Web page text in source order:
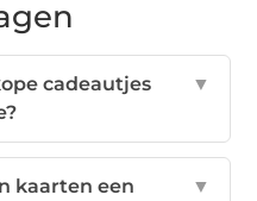
cadeautjes
▼
kaarten een
▼